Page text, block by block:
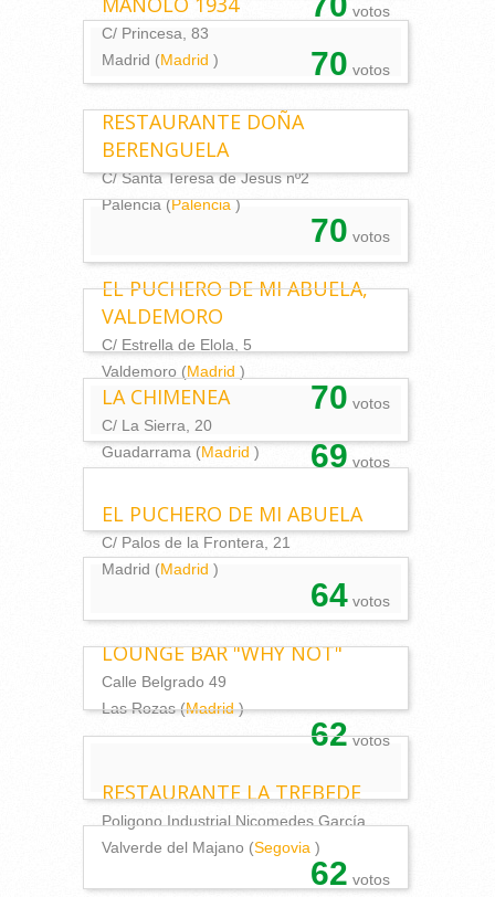
votos
C/ Princesa, 83
Madrid (Madrid ) 70 votos
RESTAURANTE DOÑA
BERENGUELA
C/ Santa Teresa de Jesus nº2
Palencia (Palencia )
70 votos
EL PUCHERO DE MI ABUELA,
VALDEMORO
C/ Estrella de Elola, 5
Valdemoro (Madrid )
70 votos
LA CHIMENEA
C/ La Sierra, 20
Guadarrama (Madrid ) 69 votos
EL PUCHERO DE MI ABUELA
C/ Palos de la Frontera, 21
Madrid (Madrid )
64 votos
LOUNGE BAR "WHY NOT"
Calle Belgrado 49
Las Rozas (Madrid )
62votos
RESTAURANTE LA TREBEDE
Poligono Industrial Nicomedes García
Valverde del Majano (Segovia )
62 votos